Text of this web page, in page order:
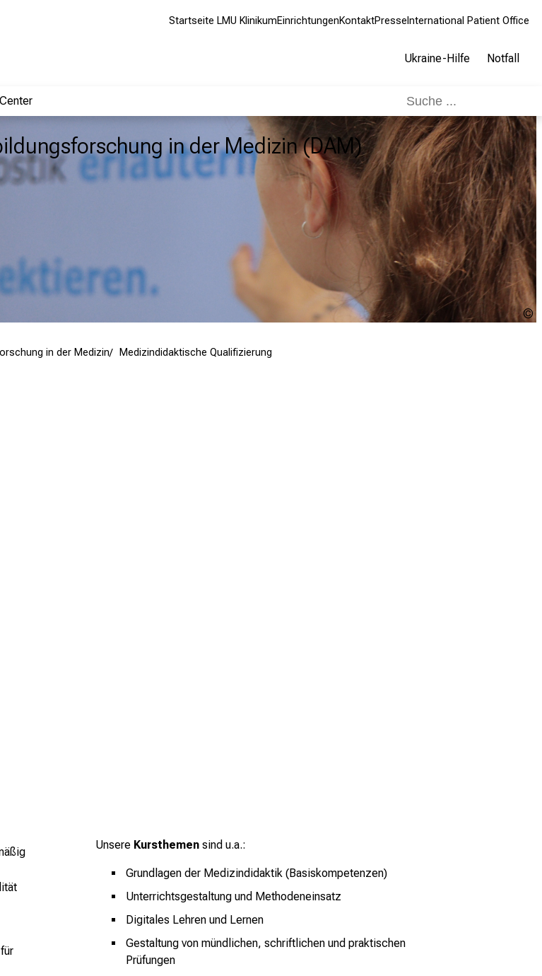
Startseite LMU KlinikumEinrichtungenKontaktPresse International Patient Office
Ukraine-Hilfe Notfall
in der Medizin (DAM)
in der Medizin Medizindidaktische Qualifizierung
Unsere Kursthemensind u.a.:
Grundlagen der Medizindidaktik (Basiskompetenzen)
Unterrichtsgestaltung und Methodeneinsatz
Digitales Lehren und Lernen
Gestaltung von mündlichen, schriftlichen und praktischen
Prüfungen